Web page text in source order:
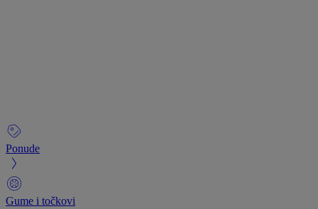
Ponude
Gume i točkovi